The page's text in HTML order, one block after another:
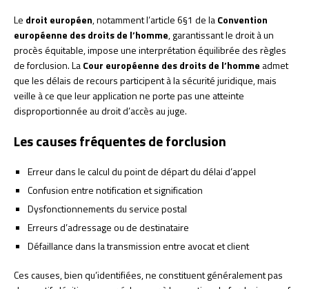
Le droit européen, notamment l’article 6§1 de laConvention
européenne des droits de l’homme, garantissant le droit à un
procès équitable, impose une interprétation équilibrée des règles
de forclusion. LaCour européenne des droits de l’homme admet
que les délais de recours participent à la sécurité juridique, mais
veille à ce que leur application ne porte pas une atteinte
disproportionnée au droit d’accès au juge.
Les causes fréquentes de forclusion
Erreur dans le calcul du point de départ du délai d’appel
Confusion entre notification et signification
Dysfonctionnements du service postal
Erreurs d’adressage ou de destinataire
Défaillance dans la transmission entre avocat et client
Ces causes, bien qu’identifiées, ne constituent généralement pas